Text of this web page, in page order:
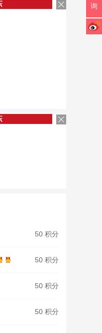
50 积分
50 积分
50 积分
50 积分
询